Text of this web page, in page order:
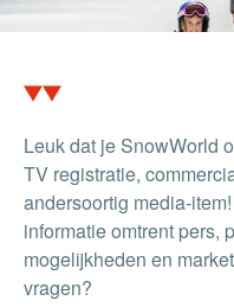
Leuk dat je SnowWorld
TV registratie,
andersoortig media-
informatie omtrent pers,
mogelijkheden en
vragen?